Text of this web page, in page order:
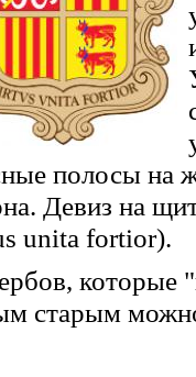
полосы на
Девиз на
unita fortior).
которые
старым